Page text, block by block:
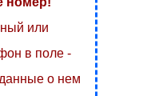
или
в поле -
о нем